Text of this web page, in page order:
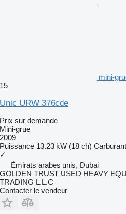
mini-
15
Unic URW 376cde
Prix sur demande
Mini-grue
2009
Puissance 13.23 kW (18 ch) Carburant
✓
Émirats arabes unis, Dubai
GOLDEN TRUST USED HEAVY
TRADING L.L.C
Contacter le vendeur